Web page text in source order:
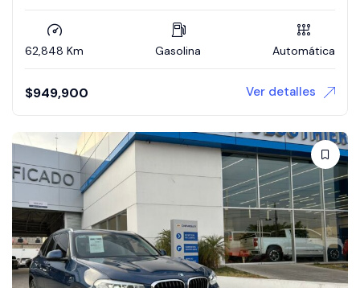
62,848 Km Gasolina Automática
$949,900 Ver detalles